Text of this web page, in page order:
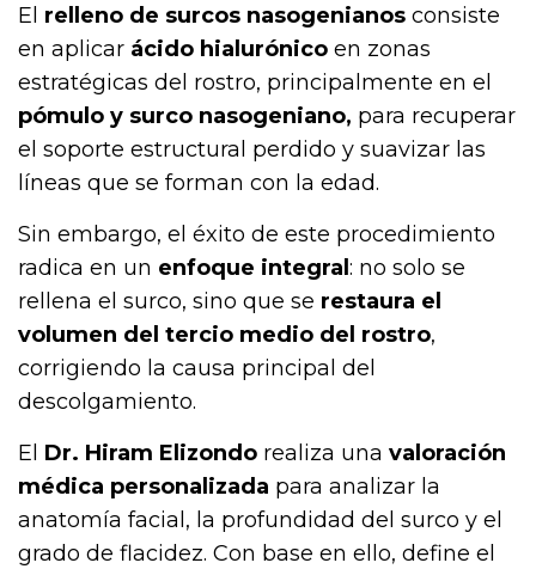
El relleno de surcos nasogenianos consiste
en aplicar ácido hialurónico en zonas
estratégicas del rostro, principalmente en el
pómulo y surco nasogeniano, para recuperar
el soporte estructural perdido y suavizar las
líneas que se forman con la edad.
Sin embargo, el éxito de este procedimiento
radica en un enfoque integral : no solo se
rellena el surco, sino que se restaura el
volumen del tercio medio del rostro,
corrigiendo la causa principal del
descolgamiento.
El Dr. Hiram Elizondo realiza una valoración
médica personalizada para analizar la
anatomía facial, la profundidad del surco y el
grado de flacidez. Con base en ello, define el